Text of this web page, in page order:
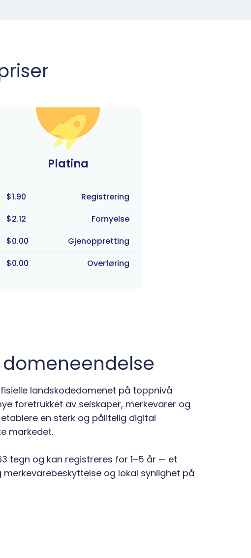
Platina
$1.90
Registrering
$2.12
Fornyelse
$0.00
Gjenoppretting
$0.00
Overføring
landskodedomenet på toppnivå
foretrukket av selskaper, merkevarer og
en sterk og pålitelig digital
markedet.
tegn og kan registreres for 1–5 år — et
og lokal synlighet på